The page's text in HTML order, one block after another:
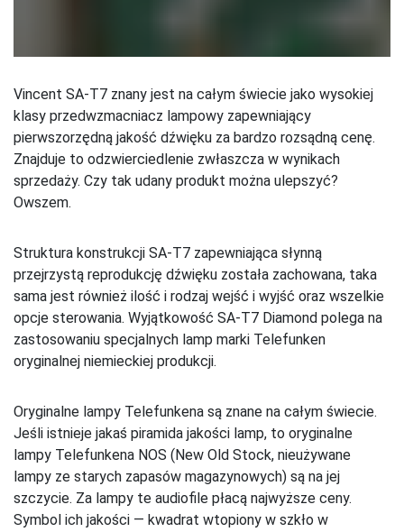
Vincent SA-T7 znany jest na całym świecie jako wysokiej
klasy przedwzmacniacz lampowy zapewniający
pierwszorzędną jakość dźwięku za bardzo rozsądną cenę.
Znajduje to odzwierciedlenie zwłaszcza w wynikach
sprzedaży. Czy tak udany produkt można ulepszyć?
Owszem.
Struktura konstrukcji SA-T7 zapewniająca słynną
przejrzystą reprodukcję dźwięku została zachowana, taka
sama jest również ilość i rodzaj wejść i wyjść oraz wszelkie
opcje sterowania. Wyjątkowość SA-T7 Diamond polega na
zastosowaniu specjalnych lamp marki Telefunken
oryginalnej niemieckiej produkcji.
Oryginalne lampy Telefunkena są znane na całym świecie.
Jeśli istnieje jakaś piramida jakości lamp, to oryginalne
lampy Telefunkena NOS (New Old Stock, nieużywane
lampy ze starych zapasów magazynowych) są na jej
szczycie. Za lampy te audiofile płacą najwyższe ceny.
Symbol ich jakości — kwadrat wtopiony w szkło w